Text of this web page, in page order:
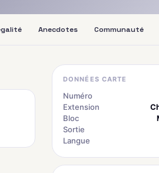
Anecdotes Communauté
DONNÉES CARTE
Numéro
Extension
Bloc
Sortie
Langue